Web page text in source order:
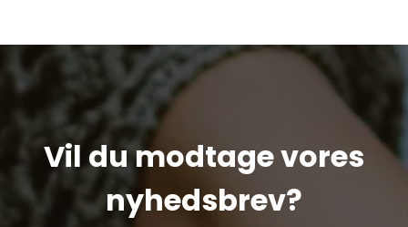
Vil du modtage vores
nyhedsbrev?